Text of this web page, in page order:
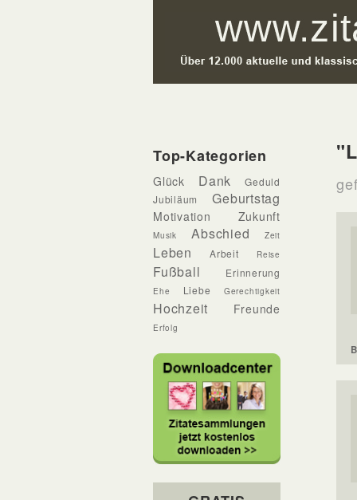
Top-Kategorien
Glück Dank
Geduld
Jubiläum
Geburtstag
Motivation Zukunft
Musik Abschied Zeit
Leben Arbeit Reise
Fußball Erinnerung
Ehe Liebe Gerechtigkeit
Hochzeit Freunde
Erfolg